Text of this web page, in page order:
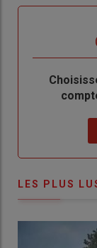
Body
LES PLUS